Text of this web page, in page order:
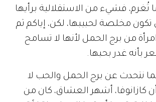
تُغرم، فشيء من الاستقلالية برأيها
مخلصة لحبيبها، لكن، إياكم ثم
من برج الحمل لأنها لا تسامح
بأنه غدر بحبها.
نتحدث عن برج الحمل والحب لا
كازانوفا، أشهر العشاق، كان من